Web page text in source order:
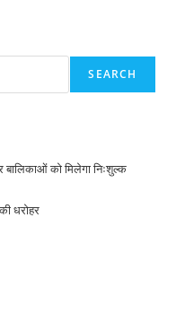
SEARCH
को मिलेगा निःशुल्क
धरोहर